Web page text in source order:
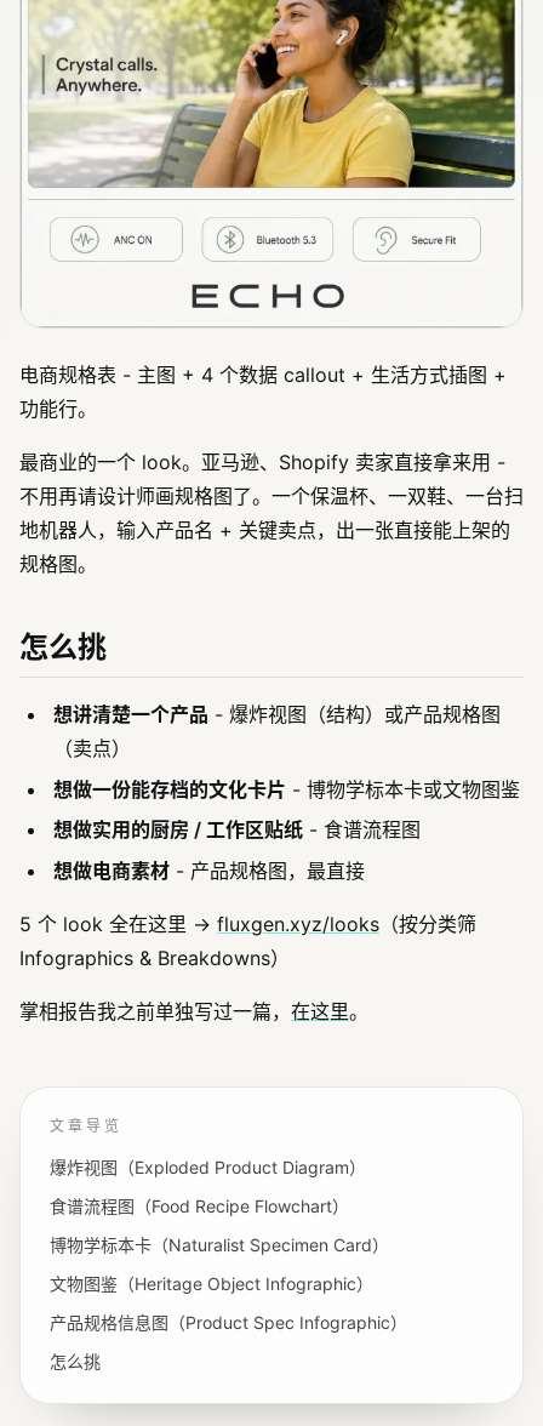
电商规格表 - 主图 + 4 个数据 callout + 生活方式插图 +
功能行。
最商业的一个 look。亚马逊、Shopify 卖家直接拿来用 -
不用再请设计师画规格图了。一个保温杯、一双鞋、一台扫
地机器人，输入产品名 + 关键卖点，出一张直接能上架的
规格图。
怎么挑
想讲清楚一个产品 - 爆炸视图（结构）或产品规格图
（卖点）
想做一份能存档的文化卡片 - 博物学标本卡或文物图鉴
想做实用的厨房 / 工作区贴纸 - 食谱流程图
想做电商素材 - 产品规格图，最直接
5 个 look 全在这里 → fluxgen.xyz/looks （按分类筛
Infographics & Breakdowns）
掌相报告我之前单独写过一篇， 在这里。
文章导览
爆炸视图（Exploded Product Diagram）
食谱流程图（Food Recipe Flowchart）
博物学标本卡（Naturalist Specimen Card）
文物图鉴（Heritage Object Infographic）
产品规格信息图（Product Spec Infographic）
怎么挑